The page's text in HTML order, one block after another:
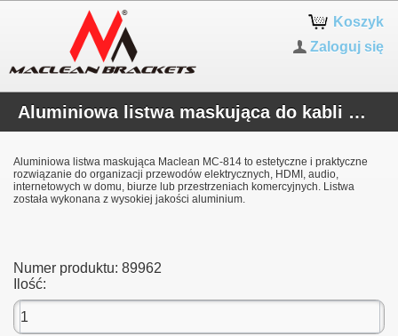
Koszyk
Zaloguj się
Aluminiowa listwa maskująca do kabli Maclean, 62x20x750mm, srebrna, MC-814 S
Aluminiowa listwa maskująca Maclean MC-814 to estetyczne i praktyczne
rozwiązanie do organizacji przewodów elektrycznych, HDMI, audio,
internetowych w domu, biurze lub przestrzeniach komercyjnych. Listwa
została wykonana z wysokiej jakości aluminium.
Numer produktu: 89962
Ilość: